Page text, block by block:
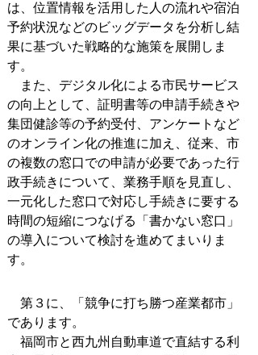
は、位置情報を活用した人の流れや宿泊
予約状況などのビッグデータを分析し結
果に基づいた戦略的な施策を展開しま
す。
また、デジタル化による市民サービス
の向上として、証明書等の申請手続きや
集団健診等の予約受付、アンケートなど
のオンライン化の推進に加え、従来、市
の複数の窓口での申請が必要であった行
政手続きについて、業務手順を見直し、
一元化した窓口で対応し手続きに要する
時間の短縮につなげる「書かない窓口」
の導入について検討を進めてまいりま
す。
第３に、「競争に打ち勝つ産業都市」
であります。
福岡市と西九州自動車道で直結する利